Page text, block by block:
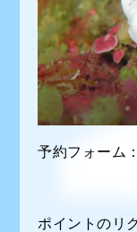
予約フォーム：
ポイントのリ